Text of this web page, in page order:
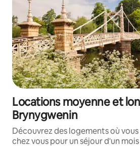
Locations moyenne et
Brynygwenin
Découvrez des logements où
chez vous pour un séjour d'un